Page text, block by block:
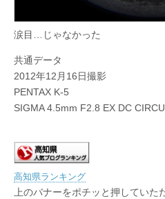
涙目…じゃなかった
共通データ
2012年12月16日撮影
PENTAX K-5
SIGMA 4.5mm F2.8 EX DC
高知県ランキング
上のバナーをポチッと押していた